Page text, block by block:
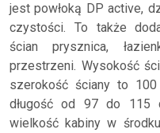
jest powłoką DP active,
czystości. To także
ścian prysznica,
przestrzeni. Wysokość
szerokość ściany to
długość od 97 do 115
wielkość kabiny w